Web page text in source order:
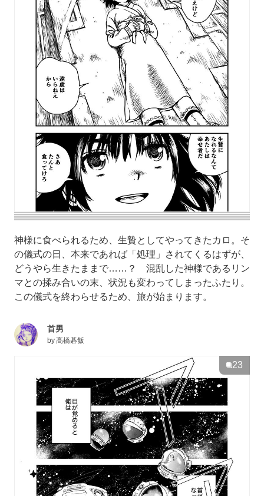
神様に食べられるため、生贄としてやってきたカロ。そ
の儀式の日、本来であれば「処理」されてくるはずが、
どうやら生きたままで……？ 混乱した神様であるリン
マとの揉み合いの末、状況も変わってしまったふたり。
この儀式を終わらせるため、旅が始まります。
首男
by髙橋碁飯
23